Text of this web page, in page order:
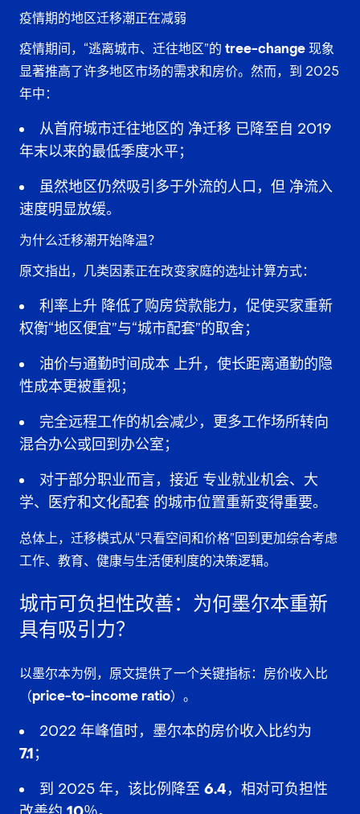
疫情期的地区迁移潮正在减弱
疫情期间，“逃离城市、迁往地区”的 tree-change现象
显著推高了许多地区市场的需求和房价。然而，到 2025
年中：
从首府城市迁往地区的 净迁移 已降至自 2019
年末以来的最低季度水平；
虽然地区仍然吸引多于外流的人口，但 净流入
速度明显放缓。
为什么迁移潮开始降温？
原文指出，几类因素正在改变家庭的选址计算方式：
利率上升 降低了购房贷款能力，促使买家重新
权衡“地区便宜”与“城市配套”的取舍；
油价与通勤时间成本 上升，使长距离通勤的隐
性成本更被重视；
完全远程工作的机会减少，更多工作场所转向
混合办公或回到办公室；
对于部分职业而言，接近 专业就业机会、大
学、医疗和文化配套 的城市位置重新变得重要。
总体上，迁移模式从“只看空间和价格”回到更加综合考虑
工作、教育、健康与生活便利度的决策逻辑。
城市可负担性改善：为何墨尔本重新
具有吸引力？
以墨尔本为例，原文提供了一个关键指标： 房价收入比
（price-to-income ratio） 。
2022 年峰值时，墨尔本的房价收入比约为
7.1；
到 2025 年，该比例降至 6.4，相对可负担性